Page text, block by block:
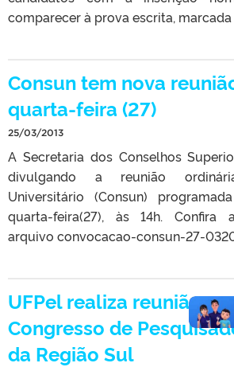
comparecer à prova escrita, marcada
Consun tem nova
quarta-feira (27)
25/03/2013
A Secretaria dos Conselhos
divulgando a reunião
Universitário (Consun)
quarta-feira(27), às 14h. Confira
arquivo convocacao-consun-27-
UFPel realiza reunião
Congresso de
da Região Sul